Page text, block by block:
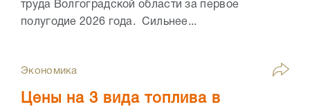
труда Волгоградской области за первое
полугодие 2026 года. Сильнее...
Экономика
Цены на 3 вида топлива в